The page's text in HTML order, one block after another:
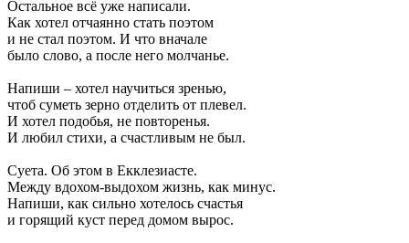
Остальное всё уже написали.
Как хотел отчаянно стать поэтом
и не стал поэтом. И что вначале
было слово, а после него молчанье.
Напиши – хотел научиться зренью,
чтоб суметь зерно отделить от плевел.
И хотел подобья, не повторенья.
И любил стихи, а счастливым не был.
Суета. Об этом в Екклезиасте.
Между вдохом-выдохом жизнь, как минус.
Напиши, как сильно хотелось счастья
и горящий куст перед домом вырос.